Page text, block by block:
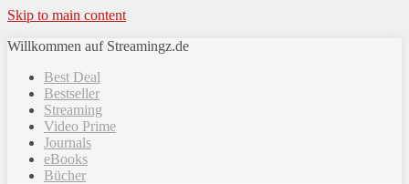
Skip to main content
Willkommen auf Streamingz.de
Best Deal
Bestseller
Streaming
Video Prime
Journals
eBooks
Bücher